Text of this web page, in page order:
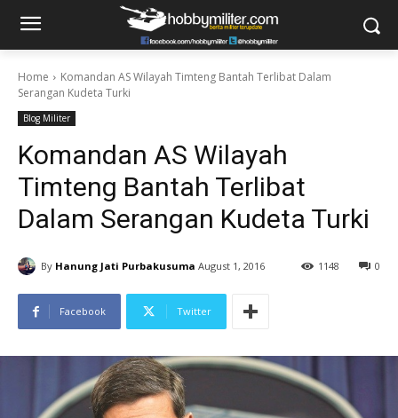
Home
Komandan AS Wilayah Timteng Bantah Terlibat Dalam
Serangan Kudeta Turki
Blog Militer
Komandan AS Wilayah
Timteng Bantah Terlibat
Dalam Serangan Kudeta Turki
By Hanung Jati Purbakusuma August 1, 2016 0
1148
Facebook Twitter